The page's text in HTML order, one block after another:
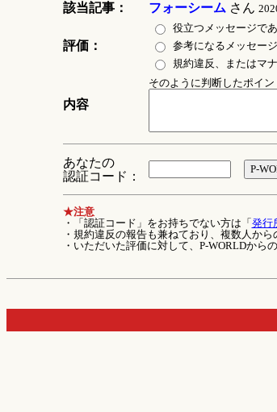
該当記事： フォーシーム さん
評価：
役立つメッセージであ
参考になるメッセージ
規約違反、またはマ
内容
そのように判断したポイ
あなたの
認証コード：
★注意
・「認証コード」をお持ちでない方は「 発行
・規約違反の報告も兼ねており、複数人から
・いただいた評価に対して、P-WORLDから